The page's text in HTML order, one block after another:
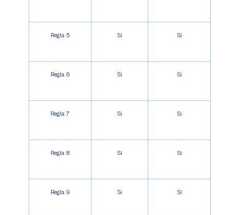
Regla 5 Si Si
Regla 6 Si Si
Regla 7 Si Si
Regla 8 Si Si
Regla 9 Si Si